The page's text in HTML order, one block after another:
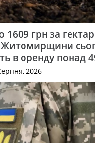
1609 грн за
в оренду понад
2026